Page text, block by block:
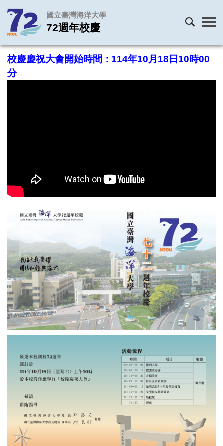
跳
到
主
容
區
國立臺灣海洋大學
72週年校慶
校慶慶祝大會開始時間：114年10月18日10時00
分